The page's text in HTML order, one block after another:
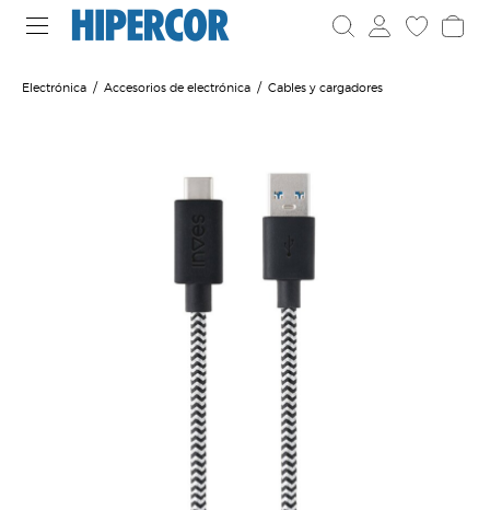
Electrónica Accesorios de electrónica Cables y cargadores